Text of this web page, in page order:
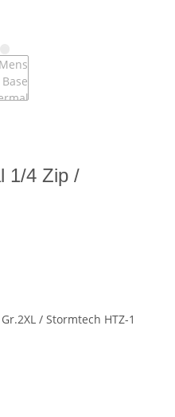
1/4 Zip /
/ Stormtech HTZ-1